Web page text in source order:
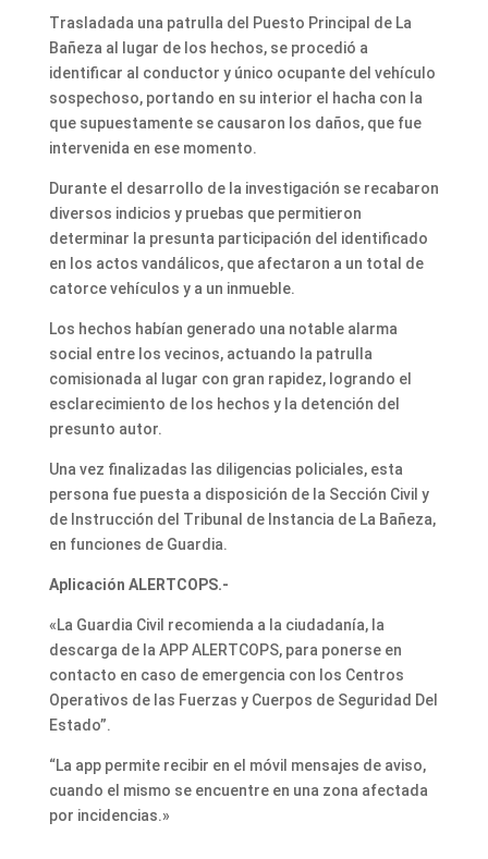
Trasladada una patrulla del Puesto Principal de La
Bañeza al lugar de los hechos, se procedió a
identificar al conductor y único ocupante del vehículo
sospechoso, portando en su interior el hacha con la
que supuestamente se causaron los daños, que fue
intervenida en ese momento.
Durante el desarrollo de la investigación se recabaron
diversos indicios y pruebas que permitieron
determinar la presunta participación del identificado
en los actos vandálicos, que afectaron a un total de
catorce vehículos y a un inmueble.
Los hechos habían generado una notable alarma
social entre los vecinos, actuando la patrulla
comisionada al lugar con gran rapidez, logrando el
esclarecimiento de los hechos y la detención del
presunto autor.
Una vez finalizadas las diligencias policiales, esta
persona fue puesta a disposición de la Sección Civil y
de Instrucción del Tribunal de Instancia de La Bañeza,
en funciones de Guardia.
Aplicación ALERTCOPS.-
«La Guardia Civil recomienda a la ciudadanía, la
descarga de la APP ALERTCOPS, para ponerse en
contacto en caso de emergencia con los Centros
Operativos de las Fuerzas y Cuerpos de Seguridad Del
Estado”.
“La app permite recibir en el móvil mensajes de aviso,
cuando el mismo se encuentre en una zona afectada
por incidencias.»